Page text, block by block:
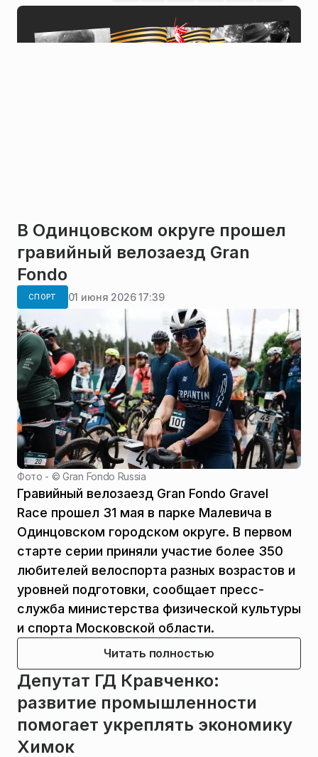
В Одинцовском округе прошел
гравийный велозаезд Gran
Fondo
СПОРТ 01 июня 2026 17:39
Фото - ©Gran Fondo Russia
Гравийный велозаезд Gran Fondo Gravel
Race прошел 31 мая в парке Малевича в
Одинцовском городском округе. В первом
старте серии приняли участие более 350
любителей велоспорта разных возрастов и
уровней подготовки, сообщает пресс-
служба министерства физической культуры
и спорта Московской области.
Читать полностью
Депутат ГД Кравченко:
развитие промышленности
помогает укреплять экономику
Химок